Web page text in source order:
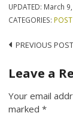
UPDATED: March
CATEGORIES: POST
PREVIOUS POST
Leave a
Your email
marked*